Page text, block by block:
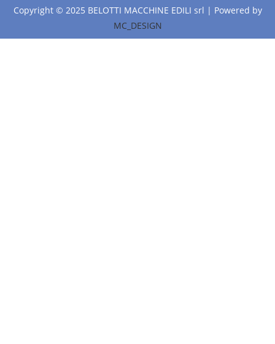
Copyright © 2025 BELOTTI MACCHINE EDILI srl | Powered by
MC_DESIGN